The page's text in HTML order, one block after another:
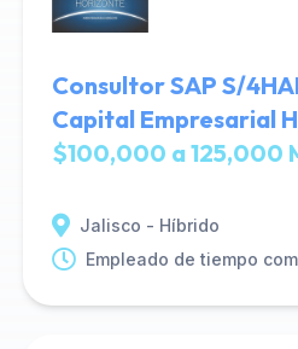
Consultor SAP S/
Capital Empresarial
$100,000 a 125,000
Jalisco - Híbrido
Empleado de tiempo